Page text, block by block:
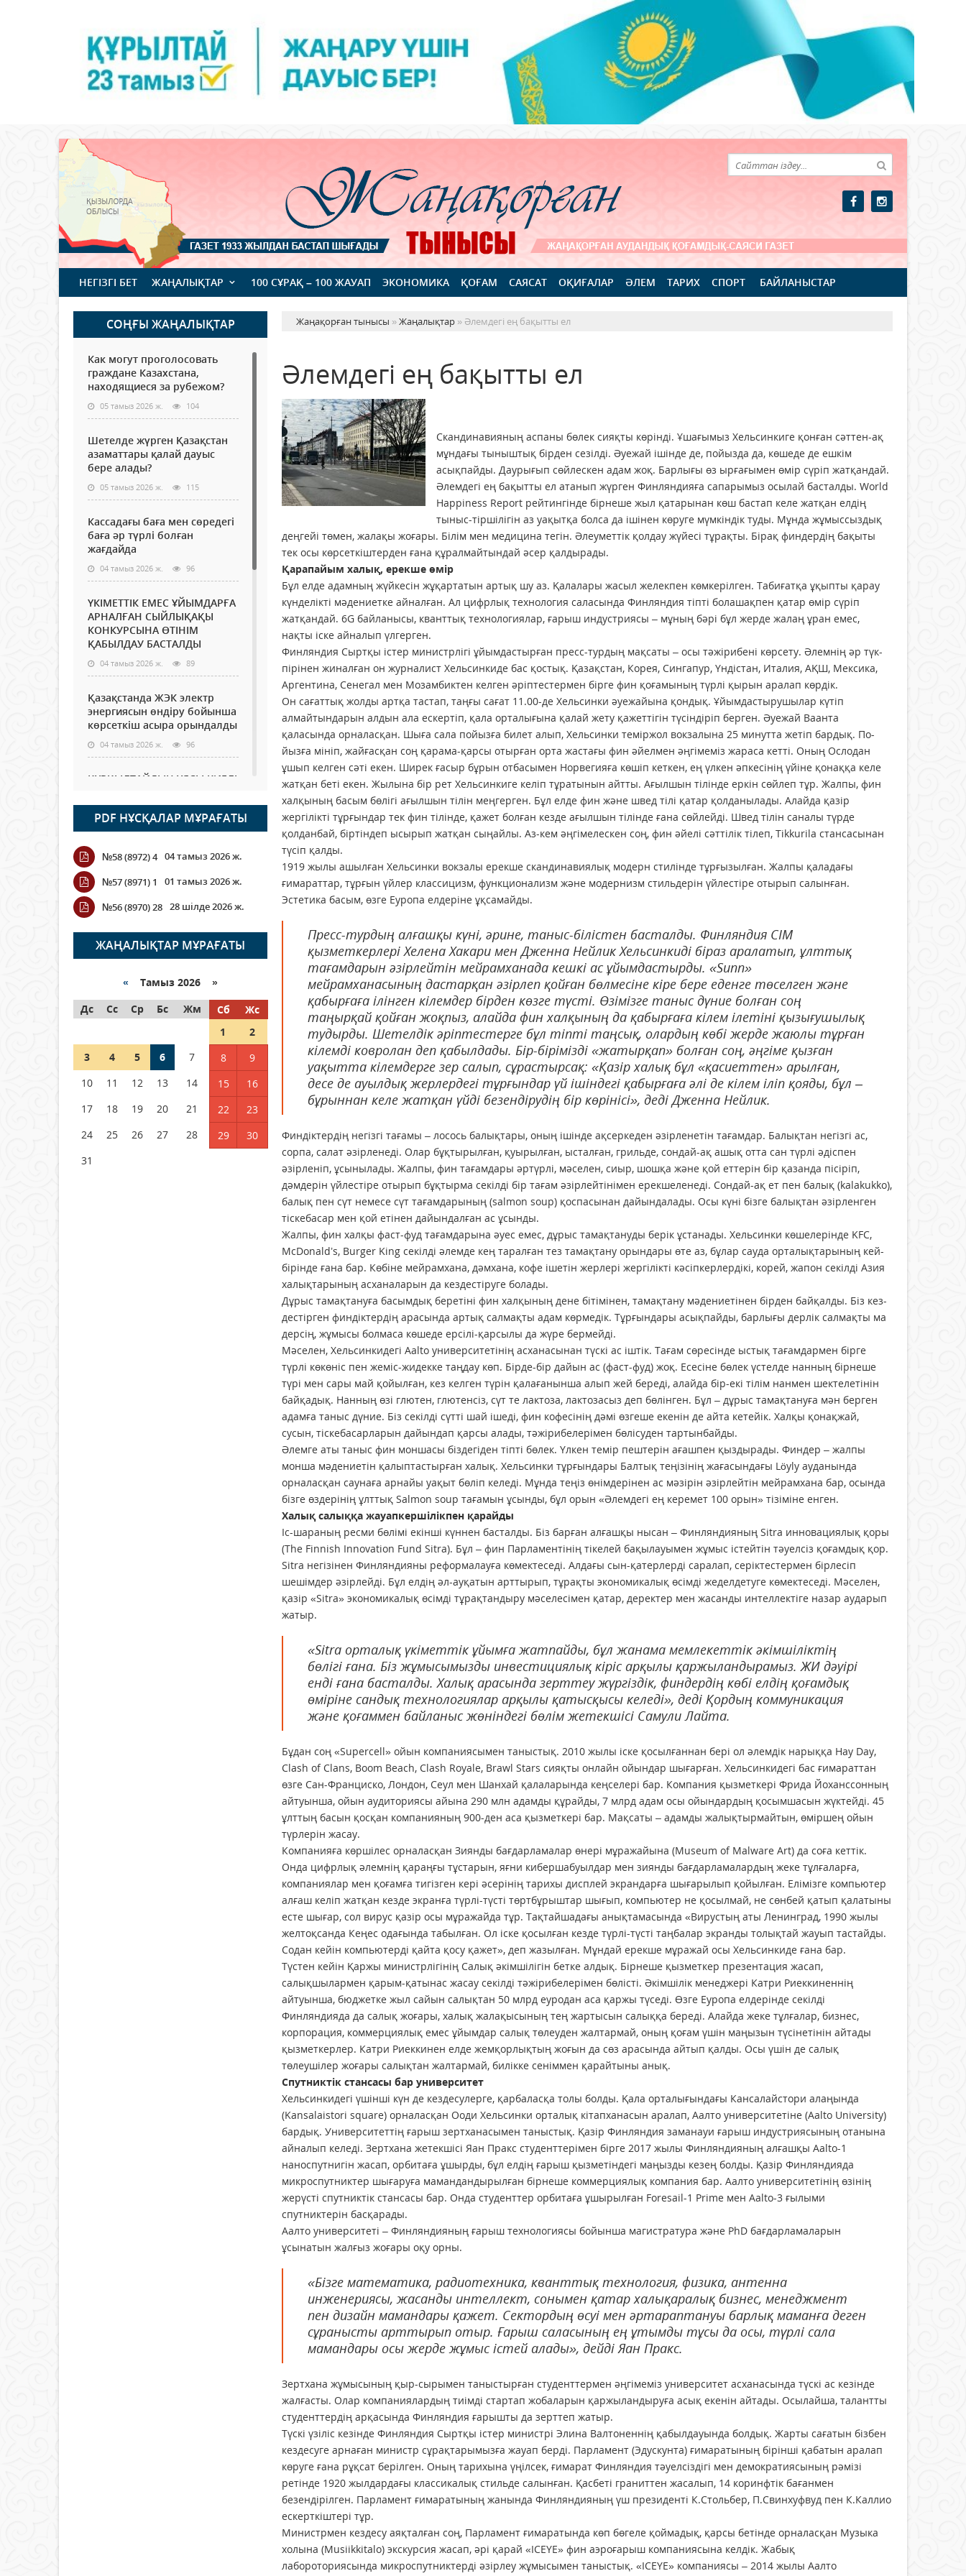
НЕГІЗГІ БЕТ ЖАҢАЛЫҚТАР 100 СҰРАҚ – 100 ЖАУАП ЭКОНОМИКА ҚОҒАМ САЯСАТ ОҚИҒАЛАР ӘЛЕМ ТАРИХ СПОРТ БАЙЛАНЫСТАР
СОҢҒЫ ЖАҢАЛЫҚТАР
Как могут проголосовать
граждане Казахстана,
находящиеся за рубежом?
05 тамыз 2026 ж. 104
Шетелде жүрген Қазақстан
азаматтары қалай дауыс
бере алады?
05 тамыз 2026 ж. 115
Кассадағы баға мен сөредегі
баға әр түрлі болған
жағдайда
04 тамыз 2026 ж. 96
ҮКІМЕТТІК ЕМЕС ҰЙЫМДАРҒА
АРНАЛҒАН СЫЙЛЫҚАҚЫ
КОНКУРСЫНА ӨТІНІМ
ҚАБЫЛДАУ БАСТАЛДЫ
04 тамыз 2026 ж. 89
Қазақстанда ЖЭК электр
энергиясын өндіру бойынша
көрсеткіш асыра орындалды
04 тамыз 2026 ж. 96
ҚҰРҚЫЛТАЙДЫҢ ҰЯСЫ КИЕЛІ
04 тамыз 2026 ж. 88
Германия аптап ыстыққа
байланысты суды үнемдей
бастады
энергиясын үнемдеу режимі
енгізілді
РУСЛАН РҮСТЕМҰЛЫ ОБЛЫС
ӘКІМІНІҢ КЕҢЕСШІСІ БОЛЫП
04 тамыз 2026 ж. 96
Қысқы демалыс 14 күн:
2026–2027 оқу жылына
арналған каникул кестесі
бекітілді
PDF НҰСҚАЛАР МҰРАҒАТЫ
№58 (8972) 4 04 тамыз 2026 ж.
№57 (8971) 1
01 тамыз 2026 ж.
№56 (8970) 28 28 шілде 2026 ж.
ЖАҢАЛЫҚТАР МҰРАҒАТЫ
« Тамыз 2026 »
Дс
Сс Ср Бс Жм Сб
Жс
1
2
3
4 5 6 7 8
9
10
11 12 13 14 15
16
17
18 19 20 21 22
23
24
25 26 27 28 29
30
31
Жаңақорған тынысы »Жаңалықтар » Әлемдегі ең бақытты ел
Әлемдегі ең бақытты ел
Скандинавияның аспаны бөлек сияқты көрінді. Ұшағымыз Хельсинкиге қонған сәттен-ақ
мұндағы тыныштық бірден сезілді. Әуежай ішінде де, пойызда да, көшеде де ешкім
асықпайды. Даурығып сөйлескен адам жоқ. Барлығы өз ырғағымен өмір сүріп жатқандай.
Әлемдегі ең бақытты ел атанып жүрген Финляндияға сапарымыз осылай басталды. World
Happiness Report рейтингінде бірнеше жыл қатарынан көш бастап келе жатқан елдің
тыныс-тіршілігін аз уақытқа болса да ішінен көруге мүмкіндік туды. Мұнда жұмыссыздық
деңгейі төмен, жалақы жоғары. Білім мен медицина тегін. Әлеуметтік қолдау жүйесі тұрақты. Бірақ финдердің бақыты
тек осы көрсеткіштерден ғана құралмайтындай әсер қалдырады.
Қарапайым халық, ерекше өмір
Бұл елде адамның жүйкесін жұқар­та­тын артық шу аз. Қалалары жасыл желекпен көмкерілген. Табиғатқа ұқыпты қарау
күн­де­лік­ті мәдениетке айналған. Ал цифрлық тех­­нология саласында Финляндия тіпті бола­шақпен қатар өмір сүріп
жатқандай. 6G байланысы, кванттық технологиялар, ғарыш индустриясы – мұның бәрі бұл жерде жалаң ұран емес,
нақты іске айналып үлгерген.
Финляндия Сыртқы істер министр­лігі ұйым­дастырған пресс-турдың мақсаты – осы тәжірибені көрсету. Әлемнің әр түк­
пірінен жиналған он журналист Хель­син­киде бас қостық. Қазақстан, Корея, Сингапур, Үндістан, Италия, АҚШ, Мексика,
Аргентина, Сенегал мен Мозамбиктен келген әріптестермен бірге фин қоғамының түрлі қырын аралап көрдік.
Он сағаттық жолды артқа тастап, таңғы сағат 11.00-де Хельсинки әуежайына қондық. Ұйым­дасты­рушылар күтіп
алмайтындарын алдын ала ескертіп, қала орталығына қалай жету қажеттігін түсіндіріп берген. Әуежай Ваанта
қаласында орналасқан. Шыға сала пойызға билет алып, Хельсинки теміржол вок­залына 25 минутта жетіп бардық. По­
йызға мініп, жайғасқан соң қарама-қар­сы отырған орта жастағы фин әйелмен әңгі­ме­міз жараса кетті. Оның Ослодан
ұшып келген сәті екен. Ширек ғасыр бұрын отбасымен Норвегияға көшіп кеткен, ең үлкен әпке­сінің үйіне қонаққа келе
жатқан беті екен. Жылына бір рет Хельсинкиге келіп тұратынын айтты. Ағылшын тілінде еркін сөйлеп тұр. Жалпы, фин
халқының басым бөлігі ағылшын тілін меңгерген. Бұл елде фин және швед тілі қатар қолданылады. Алай­да қазір
жергілікті тұрғындар тек фин тілінде, қажет болған кезде ағылшын ті­лін­де ғана сөйлейді. Швед тілін саналы түр­де
қолданбай, біртіндеп ысырып жатқан сыңайлы. Аз-кем әңгімелескен соң, фин әйе­лі сәттілік тілеп, Tikkurila стансасынан
түсіп қалды.
1919 жылы ашылған Хельсинки вокзалы ерекше скандинавиялық модерн стилінде тұрғызылған. Жалпы қаладағы
ғимараттар, тұрғын үйлер классицизм, функционализм және модернизм стильдерін үйлестіре отырып салынған.
Эстетика басым, өзге Еуропа елдеріне ұқсамайды.
Пресс-турдың алғашқы күні, әрине, таныс-білістен басталды. Финляндия СІМ
қызметкер­ле­рі Хелена Хакари мен Дженна Нейлик Хельсинкиді біраз аралатып, ұлттық
тағам­да­рын әзірлейтін мейрамханада кешкі ас ұйымдастырды. «Sunn»
мейрамханасының дастарқан әзірлеп қойған бөлмесіне кіре бере еденге төселген және
қабырғаға ілінген кілемдер бірден көзге түсті. Өзімізге таныс дүние болған соң
таңырқай қойған жоқпыз, алайда фин халқының да қабырғаға кілем ілетіні қызығушылық
тудыр­ды. Шетелдік әріптестерге бұл тіпті таңсық, олардың көбі жерде жаюлы тұрған
кілемді ковролан деп қабылдады. Бір-бірімізді «жатырқап» болған соң, әңгіме қыз­ған
уақытта кілемдерге зер салып, сұрас­тырсақ: «Қазір халық бұл «қасиеттен» арыл­ған,
десе де ауылдық жерлердегі тұр­ғын­дар үй ішіндегі қабырғаға әлі де кілем іліп қояды, бұл –
бұрыннан келе жатқан үйді безендірудің бір көрінісі», деді Дженна Нейлик.
Финдіктердің негізгі тағамы – лосось ба­лық­тары, оның ішінде ақсеркеден әзір­ле­не­тін тағамдар. Балықтан негізгі ас,
сорпа, салат әзірленеді. Олар бұқтырылған, қуырылған, ысталған, грильде, сондай-ақ ашық отта сан түрлі әдіс­пен
әзірленіп, ұсынылады. Жалпы, фин тағамдары әртүрлі, мәселен, сиыр, шошқа және қой еттерін бір қазанда пісіріп,
дәмдерін үйлестіре отырып бұқ­тыр­ма секілді бір тағам әзірлейтінімен ерек­шеленеді. Сондай-ақ ет пен балық (kalakukko),
балық пен сүт немесе сүт тағам­да­рының (salmon soup) қос­пасынан дайындалады. Осы күні бізге балық­тан әзірленген
тіске­басар мен қой етінен дайын­дал­ған ас ұсынды.
Жалпы, фин халқы фаст-фуд тағам­дарына әуес емес, дұрыс тамақтануды берік ұстанады. Хель­синки көшелерінде KFC,
McDonald’s, Burger King секілді әлемде кең таралған тез тамақтану орындары өте аз, бұлар сауда орталықтарының кей­
бірінде ғана бар. Көбіне мейрамхана, дәм­хана, кофе ішетін жерлері жергілікті кәсіпкер­лердікі, корей, жапон секілді Азия
халық­та­ры­ның асханаларын да кездестіруге болады.
Дұрыс тамақтануға басымдық беретіні фин халқының дене бітімінен, тамақтану мә­дениетінен бірден байқалды. Біз кез­
дес­тірген финдіктердің арасында артық салмақты адам көрмедік. Тұрғындары асықпайды, бар­лығы дерлік салмақты ма
дерсің, жұмысы бол­маса көшеде ерсілі-қарсылы да жүре бермейді.
Мәселен, Хельсинкидегі Aalto универ­си­тетінің асханасынан түскі ас іштік. Тағам сөресінде ыстық тағамдармен бірге
түрлі көкөніс пен жеміс-жидекке таңдау көп. Бірде-бір дайын ас (фаст-фуд) жоқ. Есесіне бөлек үстелде нанның бірнеше
түрі мен сары май қойылған, кез келген түрін қалағанынша алып жей береді, алайда бір-екі тілім нанмен шектелетінін
байқадық. Нанның өзі глютен, глютенсіз, сүт те лактоза, лактозасыз деп бөлінген. Бұл – дұрыс тамақтануға мән берген
адамға таныс дүние. Біз секілді сүтті шай ішеді, фин кофесінің дәмі өзгеше екенін де айта кетейік. Халқы қонақжай,
сусын, тіскебасарларын дайындап қарсы алады, тәжірибелерімен бөлісуден тартынбайды.
Әлемге аты таныс фин моншасы бізде­гі­ден тіпті бөлек. Үлкен темір пештерін ағашпен қыздырады. Финдер – жалпы
монша мәдениетін қалыптастырған халық. Хель­синки тұрғындары Балтық теңізінің жа­ға­сындағы Löyly ауданында
орналасқан сау­наға арнайы уақыт бөліп келеді. Мұнда теңіз өнімдерінен ас мәзірін әзірлейтін мей­рам­­хана бар, осында
бізге өздерінің ұлт­тық Salmon soup тағамын ұсынды, бұл орын «Әлемдегі ең керемет 100 орын» тізіміне енген.
Халық салыққа жауапкершілікпен қарайды
Іс-шараның ресми бөлімі екінші күннен басталды. Біз барған алғашқы нысан – Финляндияның Sitra инновациялық қоры
(The Finnish Innovation Fund Sitra). Бұл – фин Парламентінің тікелей бақылауымен жұмыс істейтін тәуелсіз қоғамдық қор.
Sitra негізінен Финляндияны реформалауға көмектеседі. Алдағы сын-қатерлерді саралап, серіктестермен бірлесіп
шешімдер әзірлейді. Бұл елдің әл-ауқатын арттырып, тұрақты экономикалық өсімді жеделдетуге көмектеседі. Мәселен,
қазір «Sitra» эко­номикалық өсімді тұрақтандыру мәсе­ле­сімен қатар, деректер мен жасанды интел­лектіге назар аударып
жатыр.
«Sitra орталық үкіметтік ұйымға жат­пай­ды, бұл жанама мемлекеттік әкімші­лік­тің
бөлігі ғана. Біз жұмысымызды инвес­ти­ция­лық кіріс арқылы қаржыландырамыз. ЖИ дәуірі
енді ғана басталды. Халық арасында зерттеу жүргіздік, финдердің көбі елдің қоғамдық
өміріне сандық технологиялар арқылы қатысқысы келеді», деді Қордың коммуникация
және қоғаммен байланыс жөніндегі бөлім жетекшісі Самули Лайта.
Бұдан соң «Supercell» ойын компаниясымен таныстық. 2010 жылы іске қосылғаннан бері ол әлемдік нарыққа Hay Day,
Clash of Clans, Boom Beach, Clash Royale, Brawl Stars сияқты онлайн ойындар шығарған. Хельсинкидегі бас ғимараттан
өзге Сан-Франциско, Лондон, Сеул мен Шанхай қалаларында кеңселері бар. Компания қызметкері Фрида Йоханссонның
айтуынша, ойын аудиториясы айына 290 млн адамды құрайды, 7 млрд адам осы ойын­дардың қосымшасын жүктейді. 45
ұлт­тың басын қосқан компанияның 900-ден аса қызметкері бар. Мақсаты – адамды жалық­тыр­майтын, өмір­шең ойын
түрлерін жасау.
Компанияға көршілес орна­ласқан Зиянды бағдарламалар өнері мұражайына (Museum of Malware Art) да соға кеттік.
Онда цифрлық әлемнің қараңғы тұстарын, яғни кибершабуылдар мен зиянды бағдарламалардың жеке тұлғаларға,
компаниялар мен қоғамға тигізген кері әсерінің тарихы дисплей экрандарға шығарылып қойылған. Елімізге компьютер
алғаш келіп жатқан кезде экранға түрлі-түсті төрт­бұрыштар шығып, компьютер не қосыл­май, не сөнбей қатып қалатыны
есте шығар, сол вирус қазір осы мұражайда тұр. Тақтай­шадағы анықтамасында «Вирус­тың аты Ленинград, 1990 жылы
желтоқ­санда Кеңес одағында табылған. Ол іске қосылған кезде түрлі-түсті таңбалар экранды толықтай ­жауып тастайды.
Содан кейін компьютерді қайта қосу қажет», деп жазылған. Мұндай ерекше мұражай осы Хельсинкиде ғана бар.
Түстен кейін Қаржы министр­лігі­нің Салық әкімшілігін бетке алдық. Бір­неше қызметкер презентация жасап,
салықшылармен қарым-қатынас жасау секілді тәжірибелерімен бөлісті. Әкімшілік менеджері Катри Риеккиненнің
айтуынша, бюджетке жыл сайын салықтан 50 млрд еуродан аса қаржы түседі. Өзге Еуропа елдерінде секілді
Финляндияда да салық жоғары, халық жалақысының тең жартысын салыққа береді. Алайда жеке тұлғалар, бизнес,
корпорация, коммерциялық емес ұйымдар салық төлеуден жалтармай, оның қоғам үшін маңызын түсінетінін айтады
қызметкерлер. Катри Риеккинен елде жемқорлықтың жоғын да сөз арасында айтып қалды. Осы үшін де салық
төлеушілер жоғары салықтан жалтармай, билікке сеніммен қарайтыны анық.
Спутниктік стансасы бар университет
Хельсинкидегі үшінші күн де кездесулерге, қарбаласқа толы болды. Қала орталығындағы Кансалайстори алаңында
(Kansalaistori square) орналасқан Ооди Хельсинки орталық кітапханасын аралап, Аалто университетіне (Aalto University)
бардық. Университеттің ғарыш зертханасымен таныстық. Қазір Финляндия заманауи ғарыш индустриясының отанына
айналып келеді. Зертхана жетекшісі Яан Пракс студенттерімен бірге 2017 жылы Финляндияның алғашқы Aalto-1
наноспутнигін жасап, орбитаға ұшырды, бұл елдің ғарыш қыз­метіндегі маңызды кезең болды. Қазір Фин­ляндияда
микроспутниктер шығаруға маман­дан­дырылған бірнеше коммерциялық компания бар. Aaлто университетінің өзінің
жерүсті спутниктік стансасы бар. Онда студенттер орбитаға ұшырылған Foresail-1 Prime мен Aalto-3 ғылыми
спутниктерін басқарады.
Аалто университеті – Финляндияның ғарыш технологиясы бойынша магистратура және PhD бағдарламаларын
ұсынатын жалғыз жоғары оқу орны.
«Бізге математика, радиотехника, квант­тық технология, физика, антенна
инженериясы, жасанды интеллект, сонымен қатар халық­аралық бизнес, менеджмент
пен дизайн мамандары қажет. Сектордың өсуі мен әртарап­тануы барлық маманға деген
сұранысты арттырып отыр. Ғарыш саласының ең ұтымды тұсы да осы, түрлі сала
мамандары осы жерде жұмыс істей алады», дейді Яан Пракс.
Зертхана жұмысының қыр-сырымен таныстырған студенттермен әңгімеміз университет асханасында түскі ас кезінде
жалғасты. Олар компаниялардың тиімді стартап жобаларын қаржыландыруға асық екенін айтады. Осылайша, талантты
студенттердің арқасында Финляндия ғарышты да зерттеп жатыр.
Түскі үзіліс кезінде Финляндия Сыртқы істер министрі Элина Валтоненнің қабыл­дауында болдық. Жарты сағатын бізбен
кездесуге арнаған министр сұрақтарымызға жауап берді. Парламент (Эдускунта) ғимаратының бірінші қабатын аралап
көруге ғана рұқсат берілген. Оның тарихына үңілсек, ғимарат Финляндия тәуелсіздігі мен демократиясының рәмізі
ретінде 1920 жылдардағы классикалық стильде салынған. Қасбеті граниттен жасалып, 14 коринфтік бағанмен
безендірілген. Парламент ғимаратының жанында Финляндияның үш президенті К.Стольбер, П.Свинхуфвуд пен К.Каллио
ескерткіштері тұр.
Министрмен кездесу аяқталған соң, Парламент ғимаратында көп бөгеле қоймадық, қарсы бетінде орналасқан Музыка
холына (Musiikkitalo) экскурсия жасап, әрі қарай «ICEYE» фин аэроғарыш компаниясына келдік. Жабық
лабороториясында микроспутниктерді әзірлеу жұмысымен таныстық. «ICEYE» компания­сы – 2014 жылы Аалто